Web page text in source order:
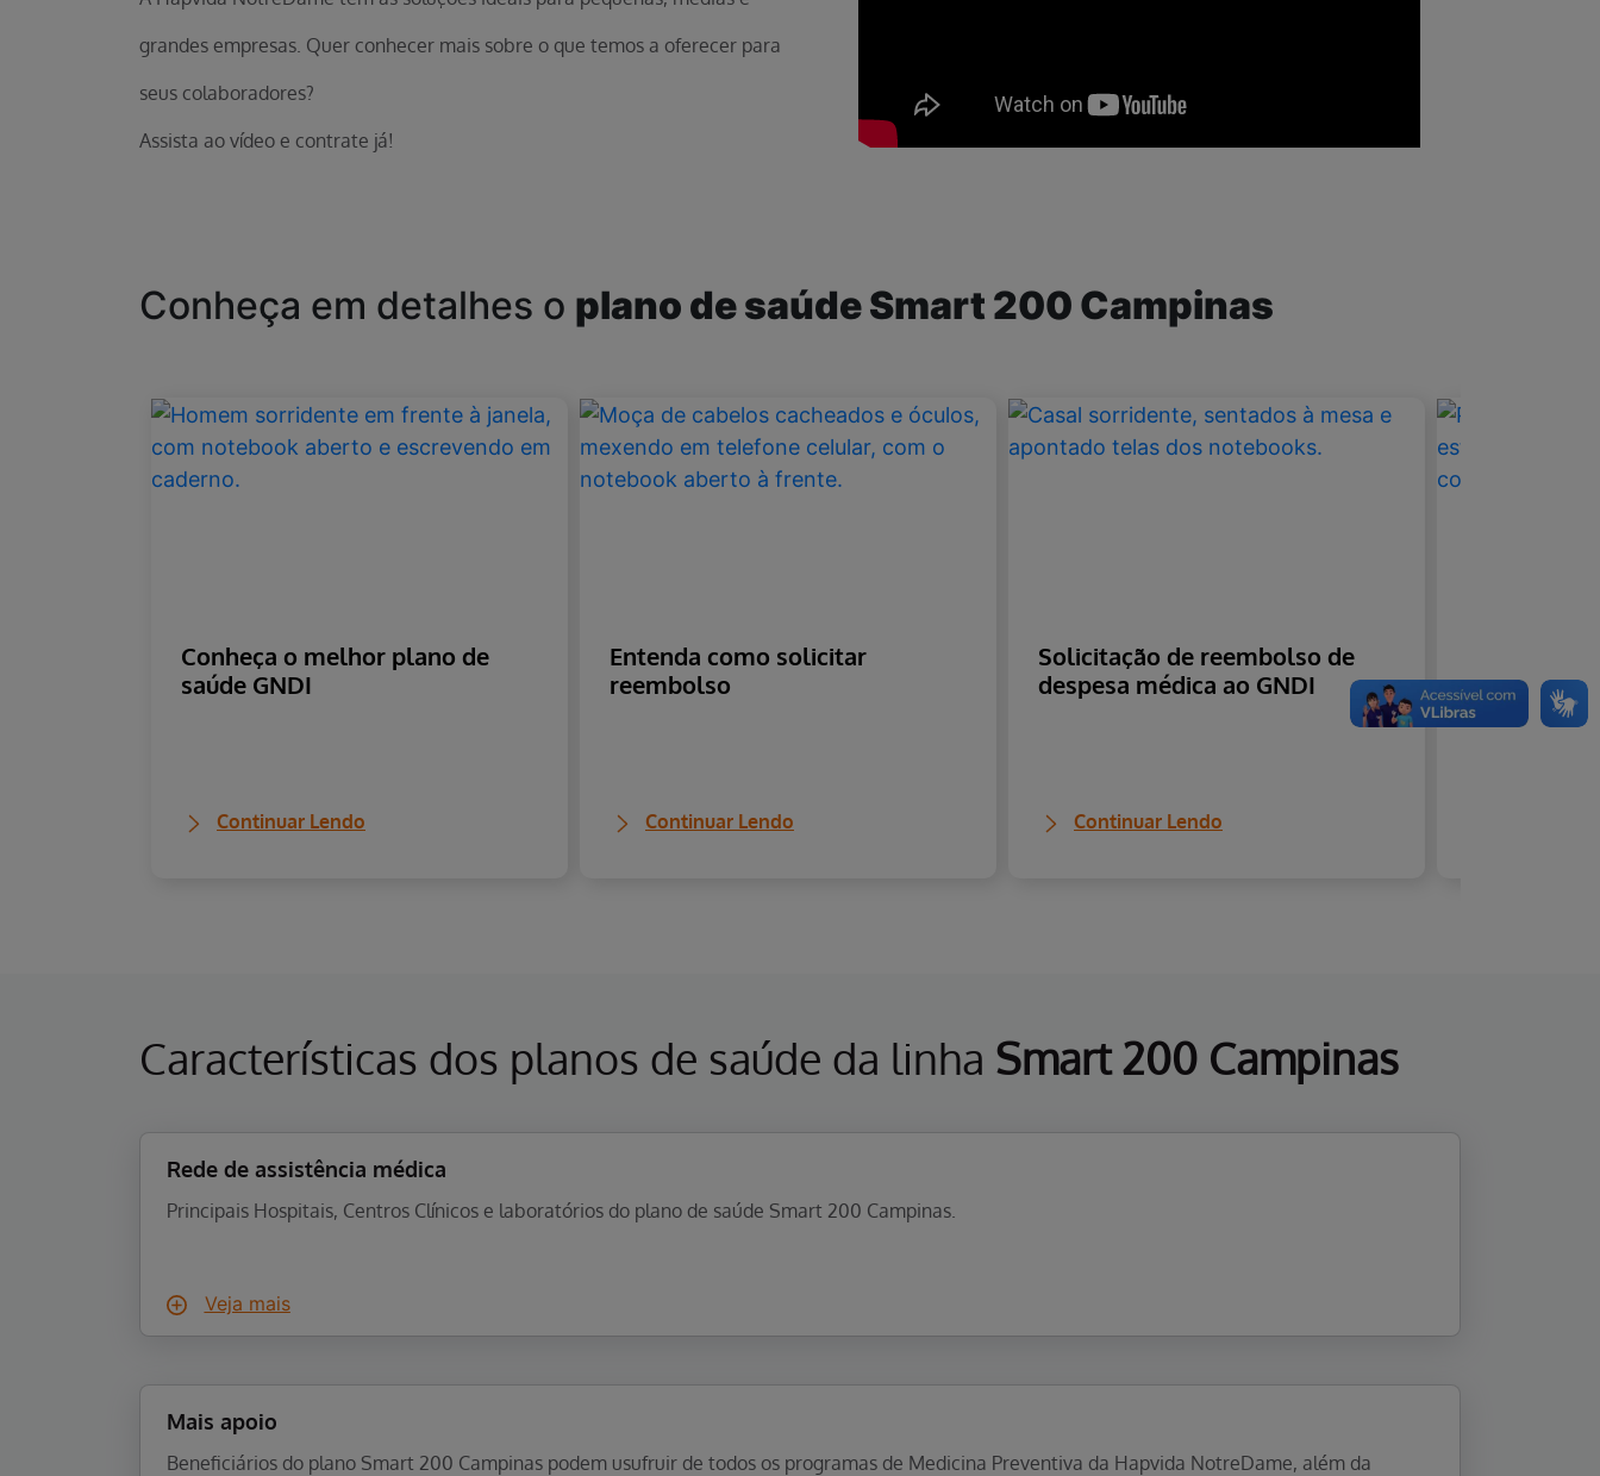
grandes empresas. Quer conhecer mais sobre o que temos a oferecer para
seus colaboradores?
Assista ao vídeo e contrate já!
Conheça em detalhes o plano de saúde Smart 200 Campinas
Conheça o melhor plano de
saúde GNDI
Continuar Lendo
Entenda como solicitar
reembolso
Continuar Lendo
Solicitação de reembolso de
despesa médica ao GNDI
Continuar Lendo
plano de
Características dos planos de saúde da linha Smart 200 Campinas
Rede de assistência médica
Principais Hospitais, Centros Clínicos e laboratórios do plano de saúde Smart 200 Campinas.
Veja mais
Mais apoio
Beneficiários do plano Smart 200 Campinas podem usufruir de todos os programas de Medicina Preventiva da Hapvida NotreDame, além da